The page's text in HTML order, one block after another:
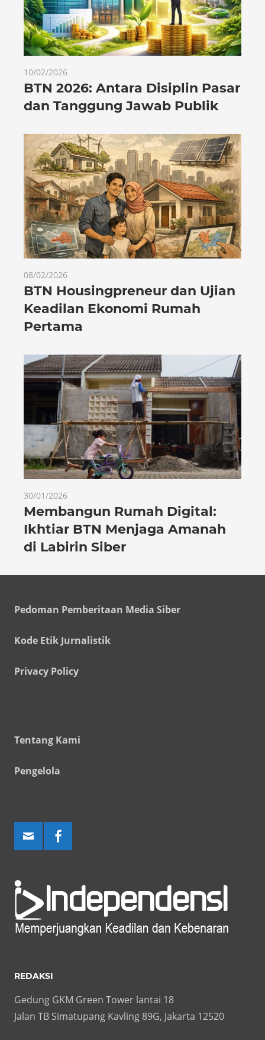
10/02/2026
BTN 2026: Antara Disiplin Pasar
dan Tanggung Jawab Publik
08/02/2026
BTN Housingpreneur dan Ujian
Keadilan Ekonomi Rumah
Pertama
30/01/2026
Membangun Rumah Digital:
Ikhtiar BTN Menjaga Amanah
di Labirin Siber
Pedoman Pemberitaan Media Siber
Kode Etik Jurnalistik
Privacy Policy
Tentang Kami
Pengelola
REDAKSI
Gedung GKM Green Tower lantai 18
Jalan TB Simatupang Kavling 89G, Jakarta 12520